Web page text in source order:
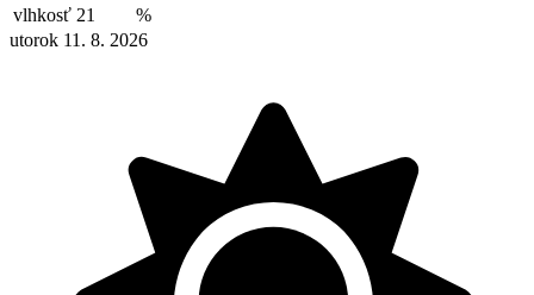
vlhkosť 21
%
utorok 11. 8. 2026